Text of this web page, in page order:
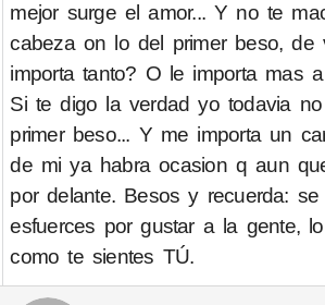
mejor surge el amor... Y no te
cabeza on lo del primer beso, de
importa tanto? O le importa mas
Si te digo la verdad yo todavia
primer beso... Y me importa un
de mi ya habra ocasion q aun
por delante. Besos y recuerda:
esfuerces por gustar a la gente,
como te sientes TÚ.